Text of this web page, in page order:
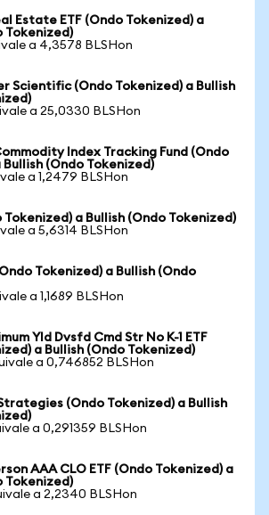
Estate ETF (Ondo Tokenized) a
Tokenized)
a 4,3578 BLSHon
Scientific (Ondo Tokenized) a Bullish
a 25,0330 BLSHon
Index Tracking Fund (Ondo
Bullish (Ondo Tokenized)
a 1,2479 BLSHon
Tokenized) a Bullish (Ondo Tokenized)
a 5,6314 BLSHon
Tokenized) a Bullish (Ondo
a 1,1689 BLSHon
Yld Dvsfd Cmd Str No K-1 ETF
a Bullish (Ondo Tokenized)
a 0,746852 BLSHon
(Ondo Tokenized) a Bullish
a 0,291359 BLSHon
AAA CLO ETF (Ondo Tokenized) a
Tokenized)
a 2,2340 BLSHon